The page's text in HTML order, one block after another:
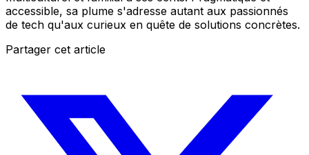
accessible, sa plume s'adresse autant aux passionnés
de tech qu'aux curieux en quête de solutions concrètes.
Partager cet article